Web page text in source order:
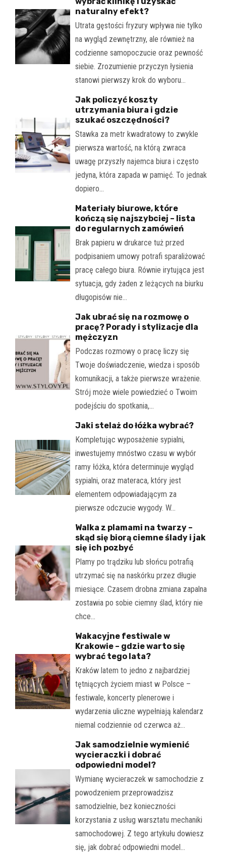
naturalny efekt?
Utrata gęstości fryzury wpływa nie tylko
na wygląd zewnętrzny, ale również na
codzienne samopoczucie oraz pewność
siebie. Zrozumienie przyczyn łysienia
stanowi pierwszy krok do wyboru…
Jak policzyć koszty
utrzymania biura i gdzie
szukać oszczędności?
Stawka za metr kwadratowy to zwykle
pierwsza wartość, na którą zwraca
uwagę przyszły najemca biura i często
jedyna, która zapada w pamięć. To jednak
dopiero…
Materiały biurowe, które
kończą się najszybciej – lista
do regularnych zamówień
Brak papieru w drukarce tuż przed
podpisaniem umowy potrafi sparaliżować
pracę całego biura. Równie irytująca jest
sytuacja, gdy żaden z leżących na biurku
długopisów nie…
Jak ubrać się na rozmowę o
pracę? Porady i stylizacje dla
mężczyzn
Podczas rozmowy o pracę liczy się
Twoje doświadczenie, wiedza i sposób
komunikacji, a także pierwsze wrażenie.
Strój może wiele powiedzieć o Twoim
podejściu do spotkania,…
Jaki stelaż do łóżka wybrać?
Kompletując wyposażenie sypialni,
inwestujemy mnóstwo czasu w wybór
ramy łóżka, która determinuje wygląd
sypialni, oraz materaca, który jest
elementem odpowiadającym za
pierwsze odczucie wygody. W…
Walka z plamami na twarzy –
skąd się biorą ciemne ślady i jak
się ich pozbyć
Plamy po trądziku lub słońcu potrafią
utrzymać się na naskórku przez długie
miesiące. Czasem drobna zmiana zapalna
zostawia po sobie ciemny ślad, który nie
chce…
Wakacyjne festiwale w
Krakowie – gdzie warto się
wybrać tego lata?
Kraków latem to jedno z najbardziej
tętniących życiem miast w Polsce –
festiwale, koncerty plenerowe i
wydarzenia uliczne wypełniają kalendarz
niemal codziennie od czerwca aż…
Jak samodzielnie wymienić
wycieraczki i dobrać
odpowiedni model?
Wymianę wycieraczek w samochodzie z
powodzeniem przeprowadzisz
samodzielnie, bez konieczności
korzystania z usług warsztatu mechaniki
samochodowej. Z tego artykułu dowiesz
się, jak dobrać odpowiedni model…